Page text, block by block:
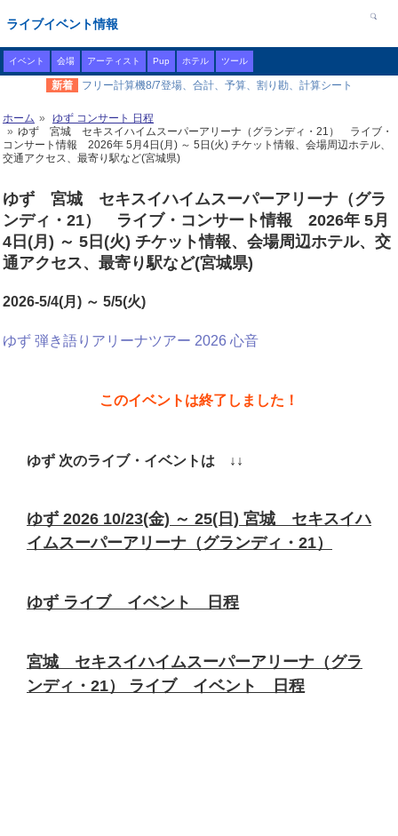
ライブイベント情報
イベント 会場 アーティスト Pup ホテル ツール
新着 フリー計算機8/7登場、合計、予算、割り勘、計算シート
ホーム
ゆず コンサート 日程
ゆず 宮城 セキスイハイムスーパーアリーナ（グランディ・21） ライブ・
コンサート情報 2026年 5月4日(月) ～ 5日(火) チケット情報、会場周辺ホテル、
交通アクセス、最寄り駅など(宮城県)
ゆず 宮城 セキスイハイムスーパーアリーナ（グラ
ンディ・21） ライブ・コンサート情報 2026年 5月
4日(月) ～ 5日(火) チケット情報、会場周辺ホテル、交
通アクセス、最寄り駅など(宮城県)
2026-5/4(月) ～ 5/5(火)
ゆず 弾き語りアリーナツアー 2026 心音
このイベントは終了しました！
ゆず 次のライブ・イベントは ↓↓
ゆず 2026 10/23(金) ～ 25(日) 宮城 セキスイハ
イムスーパーアリーナ（グランディ・21）
ゆず ライブ イベント 日程
宮城 セキスイハイムスーパーアリーナ（グラ
ンディ・21） ライブ イベント 日程